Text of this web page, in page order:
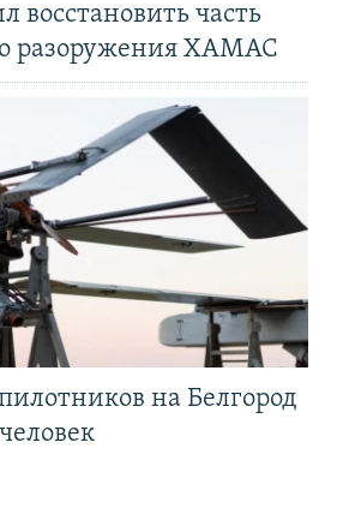
восстановить часть
разоружения ХАМАС
на Белгород